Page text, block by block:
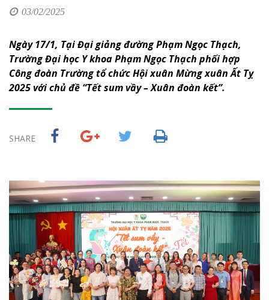
03/02/2025
Ngày 17/1, Tại Đại giảng đường Phạm Ngọc Thạch,
Trường Đại học Y khoa Phạm Ngọc Thạch phối hợp
Công đoàn Trường tổ chức Hội xuân Mừng xuân Ất Tỵ
2025 với chủ đề “Tếtsum vầy – Xuân đoàn kết”.
SHARE